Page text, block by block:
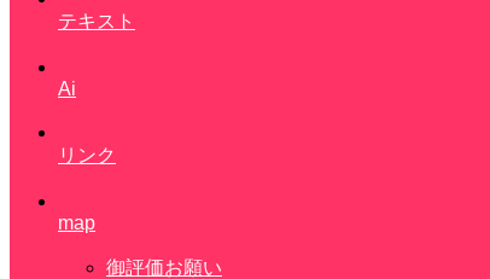
テキスト
Ai
リンク
map
御評価お願い